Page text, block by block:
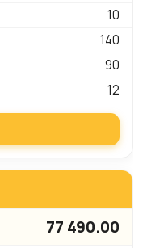
10
140
90
12
77 490.00